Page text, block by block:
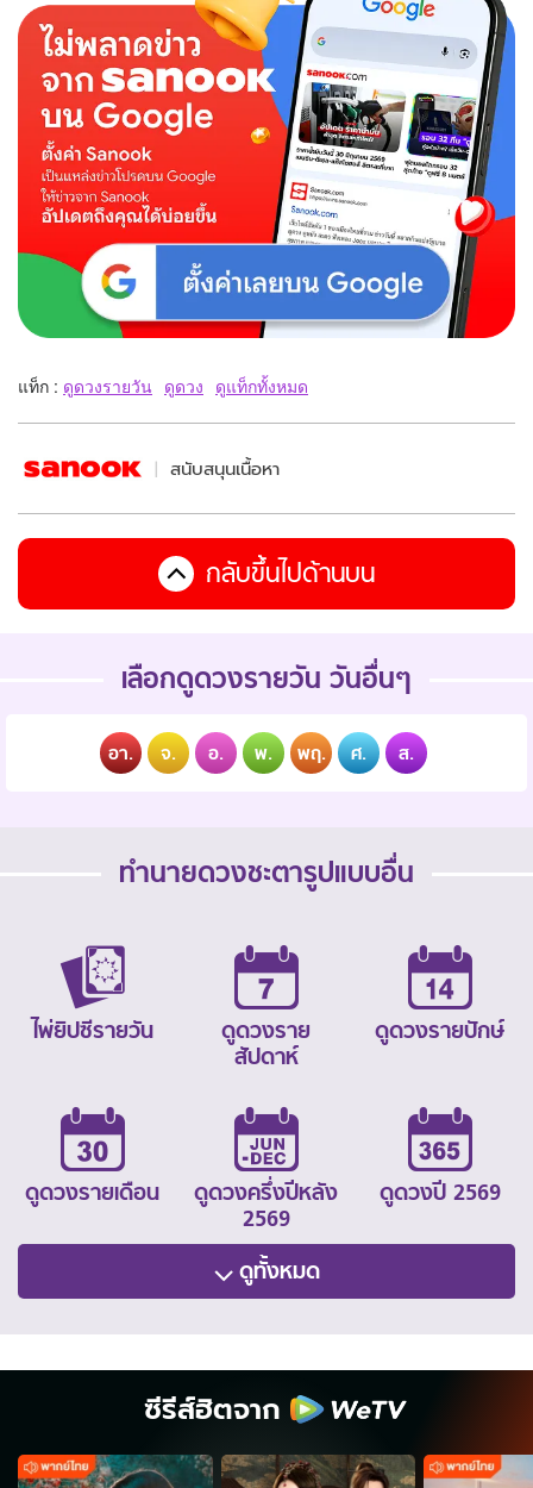
แท็ก : ดูดวงรายวัน ดูดวง ดูแท็กทั้งหมด
สนับสนุนเนื้อหา
กลับขึ้นไปด้านบน
เลือกดูดวงรายวัน วันอื่นๆ
อา. จ. อ. พ. พฤ. ศ. ส.
ทำนายดวงชะตารูปแบบอื่น
ไพ่ยิปซีรายวัน
ดูดวงราย
สัปดาห์
ดูดวงรายปักษ์
ดูดวงรายเดือน
ดูดวงครึ่งปีหลัง
2569
ดูดวงปี 2569
ดูทั้งหมด
ซีรีส์ฮิตจาก